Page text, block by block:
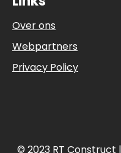
Over ons
Webpartners
Privacy Policy
© 2023 RT